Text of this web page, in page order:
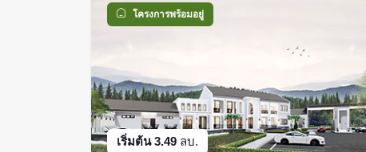
โครงการพร้อมอยู่
เริ่มต้น 3.49 ลบ.